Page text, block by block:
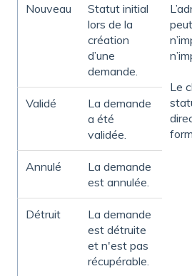
Nouveau
Statut initial
lors de la
création
d’une
demande.
Le
Validé
La demande
a été
validée.
Annulé
La demande
est annulée.
Détruit
La demande
est détruite
et n'est pas
récupérable.